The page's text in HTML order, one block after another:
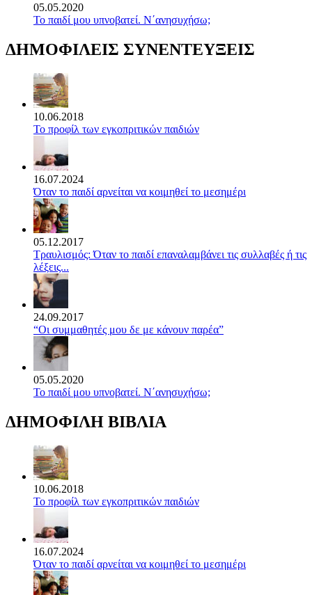
05.05.2020
Το παιδί μου υπνοβατεί. Ν΄ανησυχήσω;
ΔΗΜΟΦΙΛΕΙΣ ΣΥΝΕΝΤΕΥΞΕΙΣ
10.06.2018
Το προφίλ των εγκοπριτικών παιδιών
16.07.2024
Όταν το παιδί αρνείται να κοιμηθεί το μεσημέρι
05.12.2017
Τραυλισμός: Όταν το παιδί επαναλαμβάνει τις συλλαβές ή τις
λέξεις...
24.09.2017
“Οι συμμαθητές μου δε με κάνουν παρέα”
05.05.2020
Το παιδί μου υπνοβατεί. Ν΄ανησυχήσω;
ΔΗΜΟΦΙΛΗ ΒΙΒΛΙΑ
10.06.2018
Το προφίλ των εγκοπριτικών παιδιών
16.07.2024
Όταν το παιδί αρνείται να κοιμηθεί το μεσημέρι